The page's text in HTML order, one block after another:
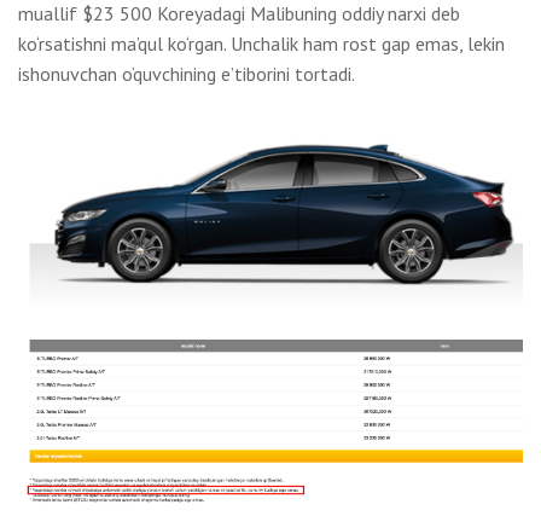
muallif $23 500 Koreyadagi Malibuning oddiy narxi deb
ko‘rsatishni ma’qul ko‘rgan. Unchalik ham rost gap emas, lekin
ishonuvchan o‘quvchining e’tiborini tortadi.